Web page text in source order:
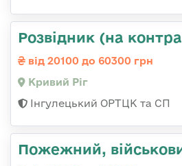
Розвідник (на
від 20100 до 60300 грн
Кривий Ріг
Інгулецький ОРТЦК та СП
Пожежний,